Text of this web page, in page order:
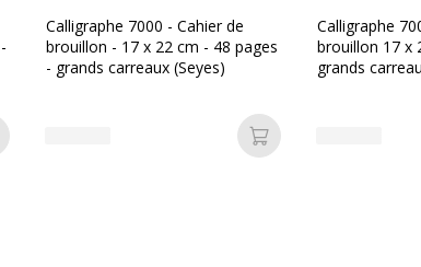
au panier
Calligraphe 7000 - Cahier de
brouillon - 17 x 22 cm - 48 pages
- grands carreaux (Seyes)
Ajouter au panier
Calligraphe
brouillon 17 x
grands